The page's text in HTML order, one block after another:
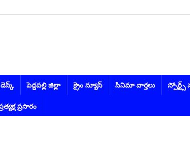
డెస్క్ పెద్దపల్లి జిల్లా క్రైం న్యూస్ సినిమా వార్తలు స్పోర్ట్స్
ప్రసారం